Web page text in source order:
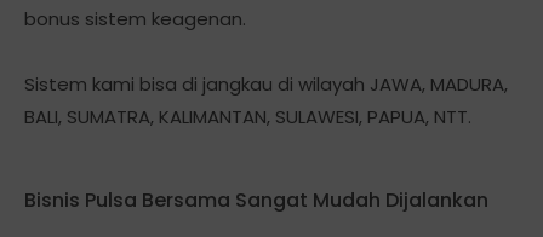
bonus sistem keagenan.
Sistem kami bisa di jangkau di wilayah JAWA, MADURA,
BALI, SUMATRA, KALIMANTAN, SULAWESI, PAPUA, NTT.
Bisnis Pulsa Bersama Sangat Mudah Dijalankan